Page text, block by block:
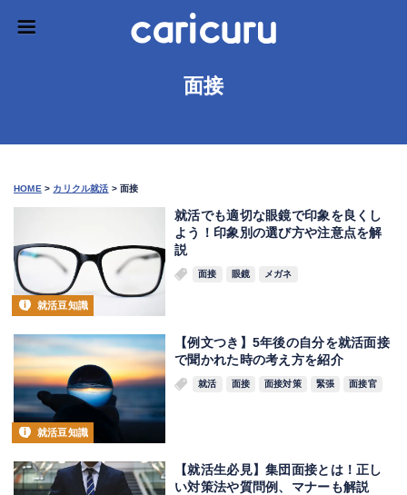
面接
HOME > カリクル就活 >面接
就活豆知識
就活でも適切な眼鏡で印象を良くし
よう！印象別の選び方や注意点を解
説
面接 眼鏡 メガネ
就活豆知識
【例文つき】5年後の自分を就活面接
で聞かれた時の考え方を紹介
就活 面接 面接対策 緊張 面接官
【就活生必見】集団面接とは！正し
い対策法や質問例、マナーも解説